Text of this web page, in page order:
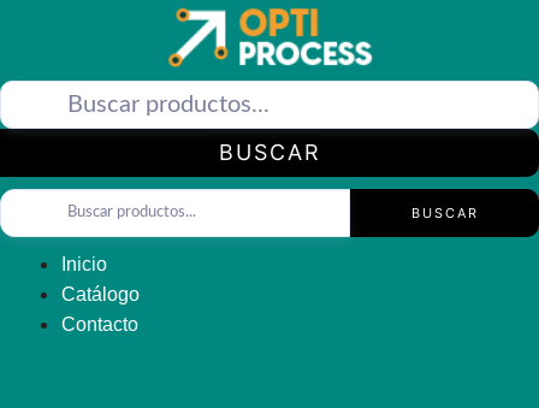
BUSCAR
BUSCAR
Inicio
Catálogo
Contacto